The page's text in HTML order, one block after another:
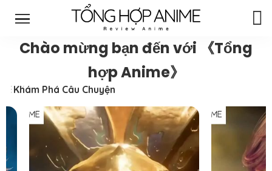
Chào mừng bạn đến với 《Tổng
hợp Anime》
Khám Phá Câu Chuyện